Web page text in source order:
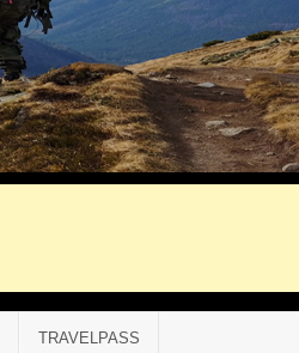
TRAVELPASS